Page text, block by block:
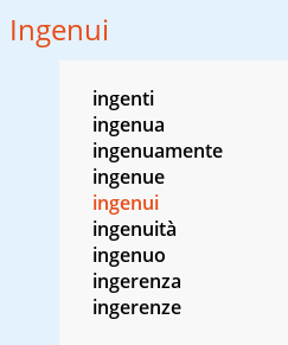
Ingenui
ingenti
ingenua
ingenuamente
ingenue
ingenui
ingenuità
ingenuo
ingerenza
ingerenze